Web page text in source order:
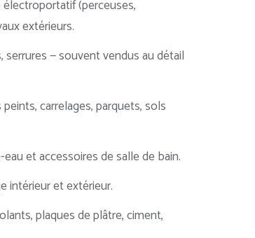
(perceuses,
extérieurs.
serrures — souvent vendus au détail
carrelages, parquets, sols
et accessoires de salle de bain.
intérieur et extérieur.
plaques de plâtre, ciment,